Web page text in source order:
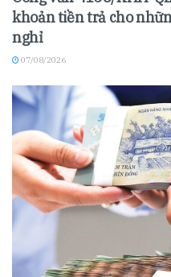
khoản tiền trả cho
nghỉ
07/08/2026